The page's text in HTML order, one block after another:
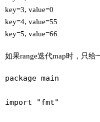
key=3, value=0
key=4, value=55
key=5, value=66
如果range迭代map时，只给
package main
import "fmt"